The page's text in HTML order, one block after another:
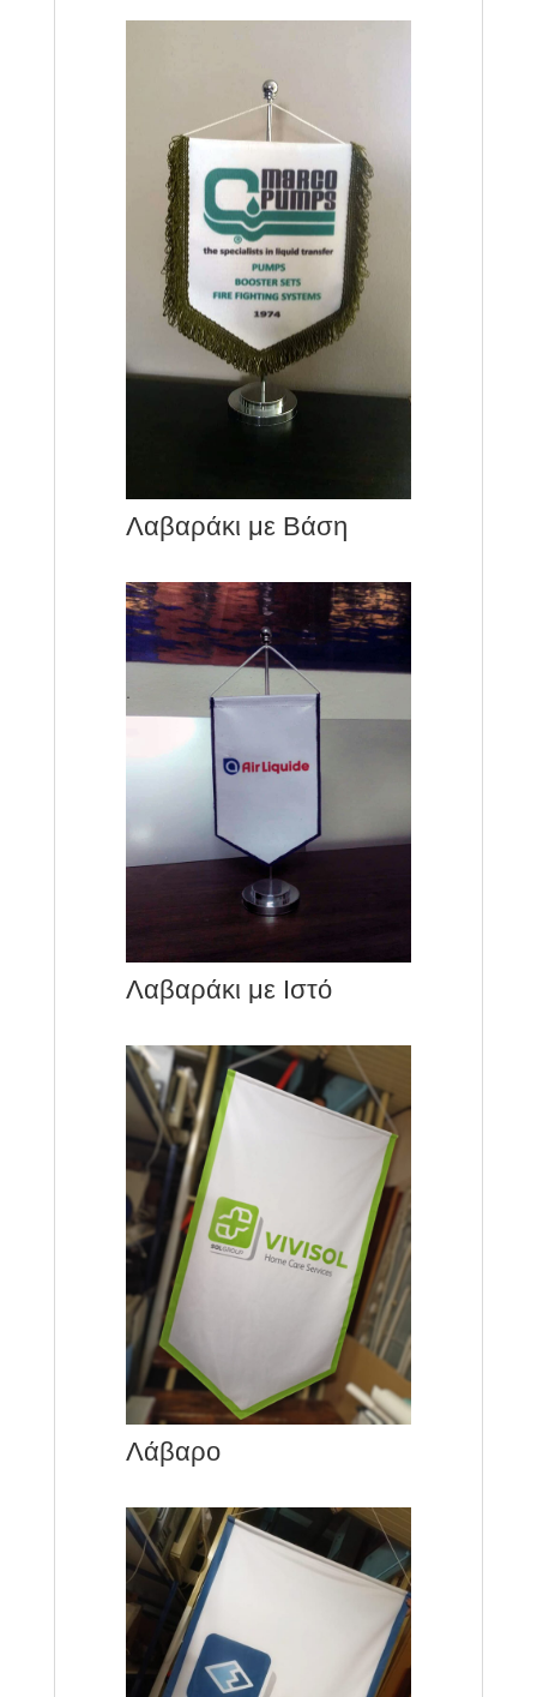
Λαβαράκι με Βάση
Λαβαράκι με Ιστό
Λάβαρο